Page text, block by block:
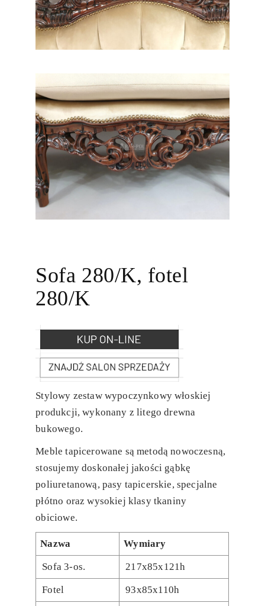
Sofa 280/K, fotel
280/K
Stylowy zestaw wypoczynkowy włoskiej
produkcji, wykonany z litego drewna
bukowego.
Meble tapicerowane są metodą nowoczesną,
stosujemy doskonałej jakości gąbkę
poliuretanową, pasy tapicerskie, specjalne
płótno oraz wysokiej klasy tkaniny
obiciowe.
Nazwa Wymiary
Sofa 3-os. 217x85x121h
Fotel 93x85x110h